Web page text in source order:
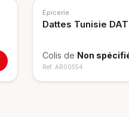
Épicerie
Dattes Tunisie
Colis de Non
Ref. AR00554